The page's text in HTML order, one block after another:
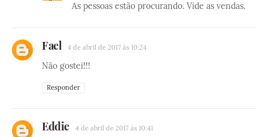
As pessoas estão procurando. Vide as vendas.
Fael 4 de abril de 2017 às 10:24
Não gostei!!!
Responder
Eddie 4 de abril de 2017 às 10:41